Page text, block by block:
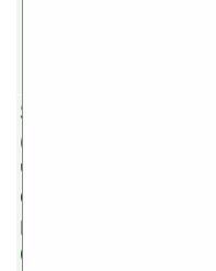
Speeed Reader
(бесплатная) —
чтения RSS-
Google Reader.
в
Скачать